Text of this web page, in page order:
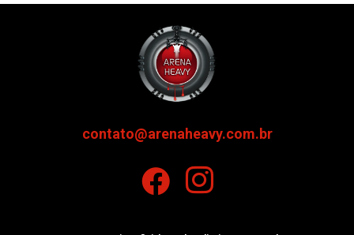
contato@arenaheavy.com.br